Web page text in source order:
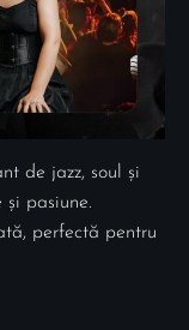
de jazz, soul și
și pasiune.
perfectă pentru